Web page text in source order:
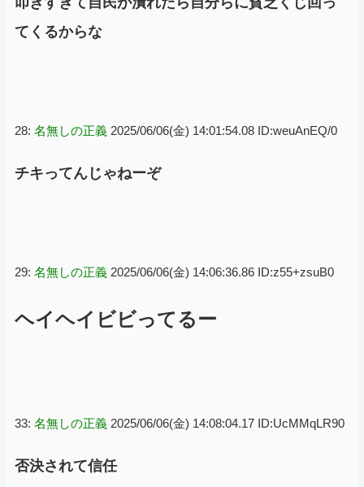
てくるからな
28: 名無しの正義 2025/06/06(金) 14:01:54.08 ID:weuAnEQ/0
チキってんじゃねーぞ
29: 名無しの正義 2025/06/06(金) 14:06:36.86 ID:z55+zsuB0
ヘイヘイビビってるー
33: 名無しの正義 2025/06/06(金) 14:08:04.17 ID:UcMMqLR90
否決されて信任